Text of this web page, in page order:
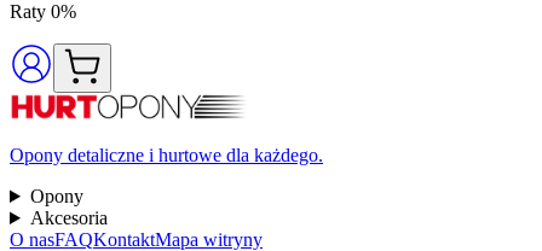
Raty 0%
Opony detaliczne i hurtowe dla każdego.
Opony
Akcesoria
O nasFAQKontaktMapa witryny